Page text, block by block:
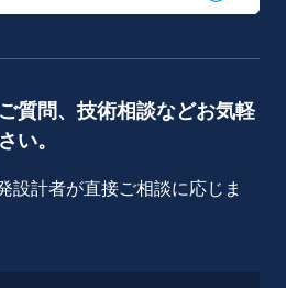
質問、技術相談などお気軽
い。
設計者が直接ご相談に応じま